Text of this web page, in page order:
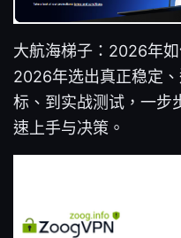
大航海梯子：2026年
2026年选出真正稳定
标、到实战测试，一步
速上手与决策。